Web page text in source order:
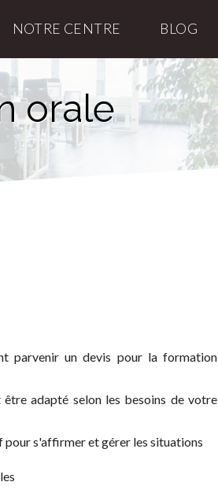
NOTRE CENTRE BLOG
orale
parvenir un devis pour la formation
adapté selon les besoins de votre
pour s'affirmer et gérer les situations